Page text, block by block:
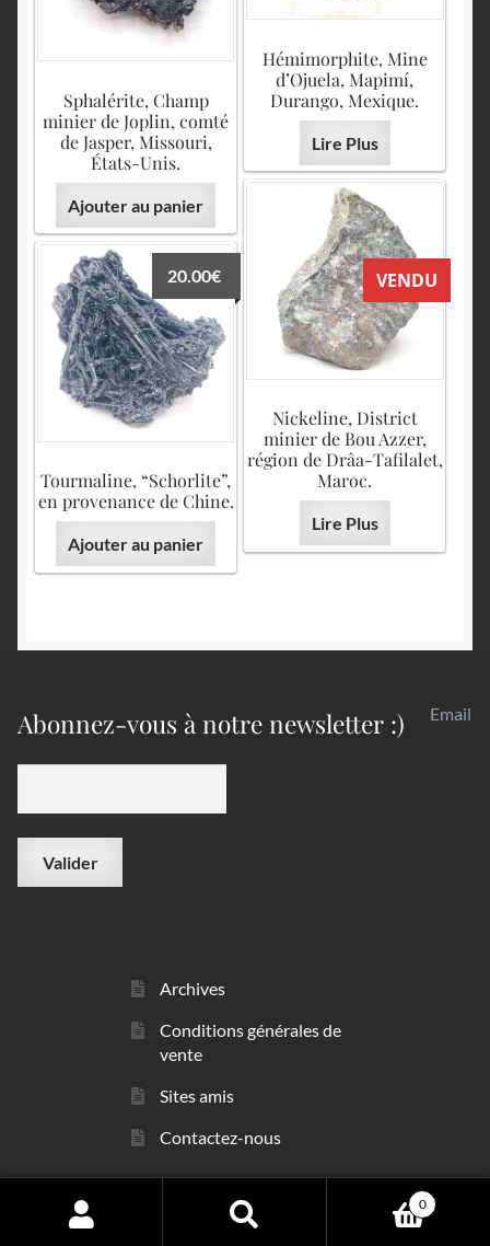
Hémimorphite, Mine
d’Ojuela, Mapimí,
Durango, Mexique.
Lire Plus
Sphalérite, Champ
minier de Joplin, comté
de Jasper, Missouri,
États-Unis.
Ajouter au panier
VENDU
Nickeline, District
minier de Bou Azzer,
région de Drâa-Tafilalet,
Maroc.
Lire Plus
Tourmaline, “Schorlite”,
en provenance de Chine.
20.00€
Ajouter au panier
Abonnez-vous à notre newsletter :) Email
Archives
Conditions générales de
vente
Sites amis
Contactez-nous
© sarl Les Minéraux 2006 - 2026
Search
0